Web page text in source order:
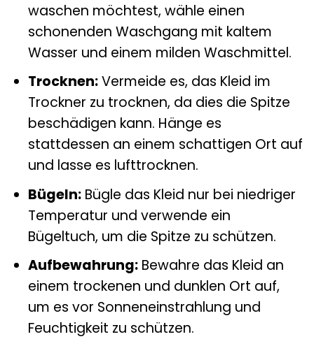
waschen möchtest, wähle einen
schonenden Waschgang mit kaltem
Wasser und einem milden Waschmittel.
Trocknen:Vermeide es, das Kleid im
Trockner zu trocknen, da dies die Spitze
beschädigen kann. Hänge es
stattdessen an einem schattigen Ort auf
und lasse es lufttrocknen.
Bügeln:Bügle das Kleid nur bei niedriger
Temperatur und verwende ein
Bügeltuch, um die Spitze zu schützen.
Aufbewahrung:Bewahre das Kleid an
einem trockenen und dunklen Ort auf,
um es vor Sonneneinstrahlung und
Feuchtigkeit zu schützen.